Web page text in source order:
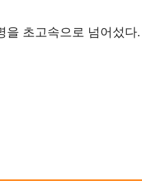
을 초고속으로 넘어섰다.